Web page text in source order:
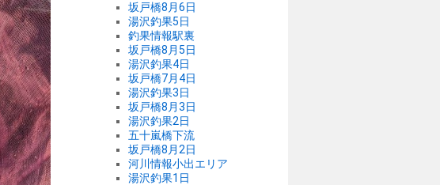
坂戸橋8月6日
湯沢釣果5日
釣果情報駅裏
坂戸橋8月5日
湯沢釣果4日
坂戸橋7月4日
湯沢釣果3日
坂戸橋8月3日
湯沢釣果2日
五十嵐橋下流
坂戸橋8月2日
河川情報小出エリア
湯沢釣果1日